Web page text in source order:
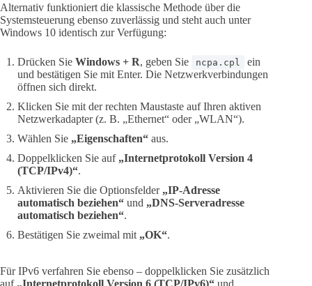
Alternativ funktioniert die klassische Methode über die
Systemsteuerung ebenso zuverlässig und steht auch unter
Windows 10 identisch zur Verfügung:
Drücken Sie Windows + R, geben Sie ncpa.cpl
ein
und bestätigen Sie mit Enter. Die Netzwerkverbindungen
öffnen sich direkt.
Klicken Sie mit der rechten Maustaste auf Ihren aktiven
Netzwerkadapter (z. B. „Ethernet“ oder „WLAN“).
Wählen Sie „Eigenschaften“ aus.
Doppelklicken Sie auf „Internetprotokoll Version 4
(TCP/IPv4)“.
Aktivieren Sie die Optionsfelder „IP-Adresse
automatisch beziehen“ und „DNS-Serveradresse
automatisch beziehen“.
Bestätigen Sie zweimal mit „OK“.
Für IPv6 verfahren Sie ebenso – doppelklicken Sie zusätzlich
auf „Internetprotokoll Version 6 (TCP/IPv6)“ und